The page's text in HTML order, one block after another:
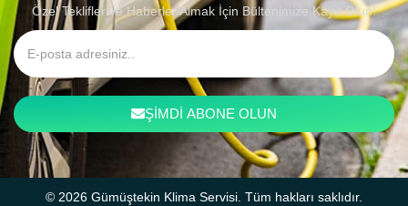
Özel Teklifler ve Haberler Almak İçin Bültenimize Kayıt Olun!
ŞİMDİ ABONE OLUN
© 2026 Gümüştekin Klima Servisi. Tüm hakları saklıdır.